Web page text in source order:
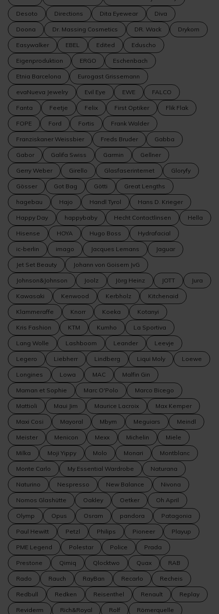
Desoto Directions Dita Eyewear Diva
Doona Dr. Massing Cosmetics DR. Wack Drykorn
Easywalker EBEL Edited Eduscho
Eigenproduktion ERGO Eschenbach
Etnia Barcelona Eurogast Grissemann
evaNueva Jewelry Evil Eye EWE FALCO
Fanta Feetje Felix First Optiker Flik Flak
FOPE Ford Fortis Frank Walder
Franziskaner Weissbier Freds Bruder Gabba
Gabor Galifa Swiss Garmin Gellner
Gerry Weber Girello Glasfaserinternet Gloryfy
Gösser Got Bag Götti Great Lengths
hagebau Hajo Handl Tyrol Hans D. Krieger
Happy Day happybaby Hecht Contactlinsen Hella
Hisense HOYA Hugo Boss Hydrafacial
ic-berlin imago Jacques Lemans Jaguar
Jet Set Beauty Johann von Goisern JvG
Johnson&Johnson Joolz Jörg Heinz JOTT Jura
Kawasaki Kenwood Kerbholz Kitchenaid
Klammeraffe Knorr Koeka Kotanyi
Kris Fashion KTM Kumho La Sportiva
Lang Wolle Lashboom Leander Leevje
Legero Liebherr Lindberg Liqui Moly Loewe
Longines Lowa MAC Malfin Gin
Maman et Sophie Marc O'Polo Marco Bicego
Mattioli Maui Jim Maurice Lacroix Max Kemper
Maxi Cosi Mayoral Mbym Meguiars Meindl
Meister Menicon Mexx Michelin Miele
Milka Moji Yippy Molo Monari Montblanc
Monte Carlo My Essential Wardrobe Naturana
Naturino Nespresso New Balance Nivona
Nomos Glashütte Oakley Oetker Oh April
Olymp Opus Osram pandora Patagonia
Paul Hewitt Petzl Philips Pioneer Playup
PME Legend Polestar Police Prada
Prestone Qimiq Qlocktwo Quax RAB
Rado Rauch RayBan Recarlo Recheis
Redbull Redken Reisenthel Renault Replay
Reviderm Rich&Royal Rolf Römerquelle